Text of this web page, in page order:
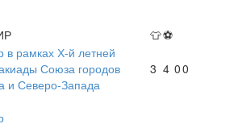
👕⚽
в рамках Х-й летней
Союза городов
и Северо-Запада
3 4 00